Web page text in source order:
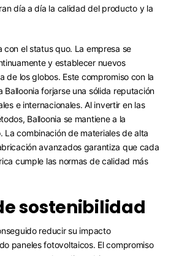
día a día la calidad del producto y la
con el status quo. La empresa se
y establecer nuevos
de los globos. Este compromiso con la
forjarse una sólida reputación
e internacionales. Al invertir en las
Balloonia se mantiene a la
La combinación de materiales de alta
avanzados garantiza que cada
cumple las normas de calidad más
sostenibilidad
reducir su impacto
paneles fotovoltaicos. El compromiso